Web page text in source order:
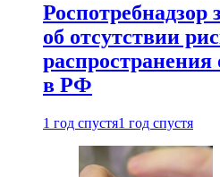
Роспотребнадзор
об отсутствии
распространения
в РФ
1 год спустя1 год спустя